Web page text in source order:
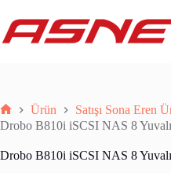
content
Anasayfa
Ürün
Satışı Sona Eren
Drobo B810i iSCSI NAS 8
Drobo B810i iSCSI NAS 8